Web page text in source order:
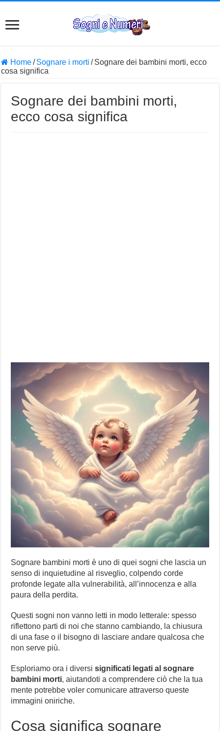
Home/ Sognare i morti / Sognare dei bambini morti, ecco
cosa significa
Sognare dei bambini morti,
ecco cosa significa
Sognare bambini morti è uno di quei sogni che lascia un
senso di inquietudine al risveglio, colpendo corde
profonde legate alla vulnerabilità, all’innocenza e alla
paura della perdita.
Questi sogni non vanno letti in modo letterale: spesso
riflettono parti di noi che stanno cambiando, la chiusura
di una fase o il bisogno di lasciare andare qualcosa che
non serve più.
Esploriamo ora i diversisignificati legati al sognare
bambini morti, aiutandoti a comprendere ciò che la tua
mente potrebbe voler comunicare attraverso queste
immagini oniriche.
Cosa significa sognare